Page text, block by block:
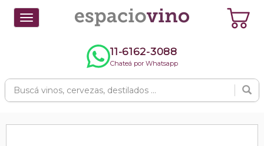
Toggle
navigation
11-6162-3088
Chateá por Whatsapp